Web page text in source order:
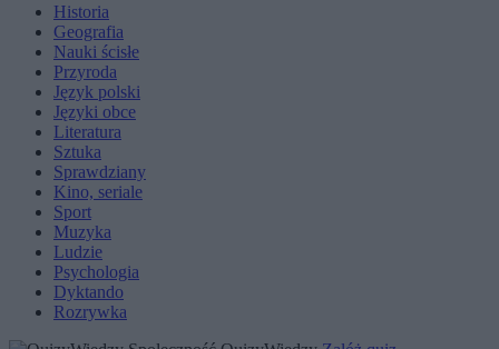
Historia
Geografia
Nauki ścisłe
Przyroda
Język polski
Języki obce
Literatura
Sztuka
Sprawdziany
Kino, seriale
Sport
Muzyka
Ludzie
Psychologia
Dyktando
Rozrywka